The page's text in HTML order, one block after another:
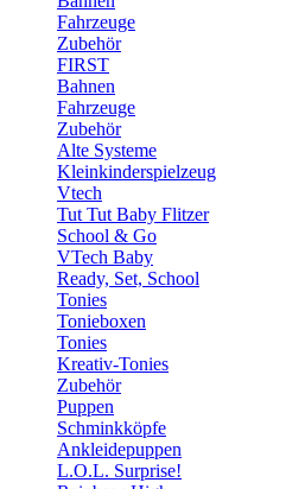
Fahrzeuge
Zubehör
FIRST
Bahnen
Fahrzeuge
Zubehör
Alte Systeme
Kleinkinderspielzeug
Vtech
Tut Tut Baby Flitzer
School & Go
VTech Baby
Ready, Set, School
Tonies
Tonieboxen
Tonies
Kreativ-Tonies
Zubehör
Puppen
Schminkköpfe
Ankleidepuppen
L.O.L. Surprise!